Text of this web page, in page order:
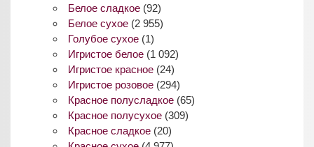
Белое сладкое (92)
Белое сухое (2 955)
Голубое сухое (1)
Игристое белое (1 092)
Игристое красное (24)
Игристое розовое (294)
Красное полусладкое (65)
Красное полусухое (309)
Красное сладкое (20)